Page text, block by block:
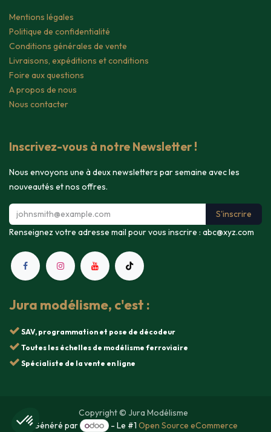
Mentions légales
Politique de confidentialité
Conditions générales de vente
Livraisons, expéditions et conditions
Foire aux questions
A propos de nous
Nous contacter
Inscrivez-vous à notre Newsletter !
Nous envoyons une à deux newsletters par semaine avec les
nouveautés et nos offres.
S'inscrire
Renseignez votre adresse mail pour vous inscrire : abc@xyz.com
Jura modélisme, c'est :
SAV, programmation et pose de décodeur
Toutes les échelles de modélisme ferroviaire
Spécialiste de la vente en ligne
Copyright © Jura Modélisme
Généré par
- Le #1Open Source eCommerce